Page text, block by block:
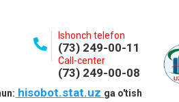
Ishonch telefon
(73) 249-00-11
Call-center
(73) 249-00-08
hisobot.stat.uz ga o'tish